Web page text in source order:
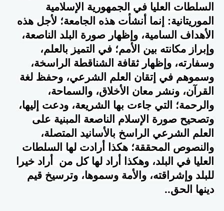
السلطات العليا في الجمهورية الإسلامية
الموريتانية: إنما أنشأت هذه الجامعة؛ لأجل هذه
الأهداف السامية، وإظهار صورة البلد الناصعة،
وإبراز مكانته بين الأمم؛ في التميز بالعلم،
وسفارته، وإظهار ثقافة الشناقطة الراسخة،
وسموهم في إتقان العلم الشرعي، وحفظ لغة
القرآن، ونشر معان الأخلاق، والسماحة،
والرحمة؛ التي جاءت بها الشريعة، ودعت إليها،
وتصحيح صورة الإسلام الناصعة المبنية على
العلم الشرعي الراسخ بالأسانيد المتصلة،
والنصوص المحققة؛ هكذا أرادت لها السلطات
العليا في البلد، وهكذا أراد لها كل من أراد خيرا
للبلد وإشراقته، والأمة وسموها، وترسيخ قيم
دينها الحق..